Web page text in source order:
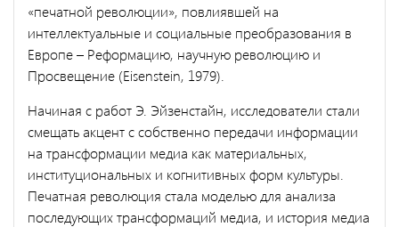
«печатной революции», повлиявшей на
интеллектуальные и социальные преобразования в
Европе – Реформацию, научную революцию и
Просвещение (Eisenstein, 1979).
Начиная с работ Э. Эйзенстайн, исследователи стали
смещать акцент с собственно передачи информации
на трансформации медиа как материальных,
институциональных и когнитивных форм культуры.
Печатная революция стала моделью для анализа
последующих трансформаций медиа, и история медиа